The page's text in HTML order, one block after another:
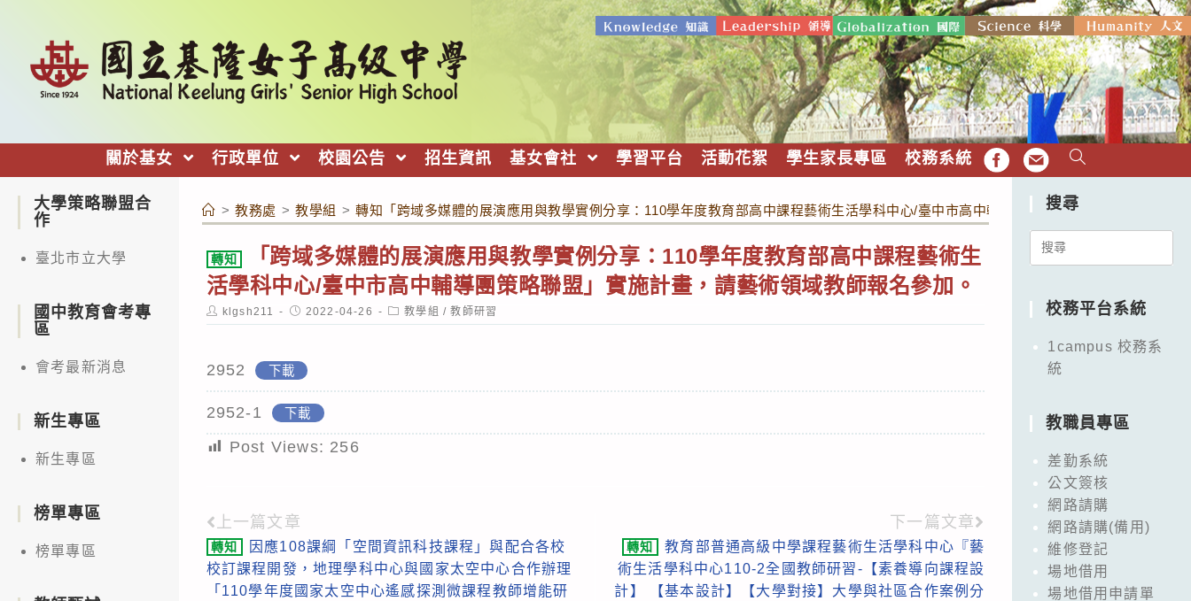
關於基女 行政單位 校園公告 招生資訊 基女會社 學習平台 活動花絮 學生家長專區 校務系統 FB EMAIL
> 教務處 > 教學組 > 轉知「跨域多媒體的展演應用與教學實例分享：110學年度教育部高中課程藝術生活學科中心/臺中市高中輔導團策略聯盟」實施計畫，請
轉知
「跨域多媒體的展演應用與教學實例分享：110學年度教育部高中課程藝術生
活學科中心/臺中市高中輔導團策略聯盟」實施計畫，請藝術領域教師報名參加。
Post
author:
klgsh211
Post
published:
2022-04-26
Post
category:
教學組 / 教師研習
2952 下載
2952-1 下載
Post Views: 256
Read
more
articles
上一篇文章
轉知
因應108課綱「空間資訊科技課程」與配合各校
校訂課程開發，地理學科中心與國家太空中心合作辦理
「110學年度國家太空中心遙感探測微課程教師增能研
下一篇文章
轉知
教育部普通高級中學課程藝術生活學科中心『藝
術生活學科中心110-2全國教師研習-【素養導向課程設
計】 【基本設計】【大學對接】大學與社區合作案例分
大學策略聯盟合
作
臺北市立大學
國中教育會考專
區
會考最新消息
新生專區
新生專區
榜單專區
榜單專區
搜尋
Search
校務平台系統
1campus 校務系
統
教職員專區
差勤系統
公文簽核
網路請購
網路請購(備用)
維修登記
場地借用
場地借用申請單